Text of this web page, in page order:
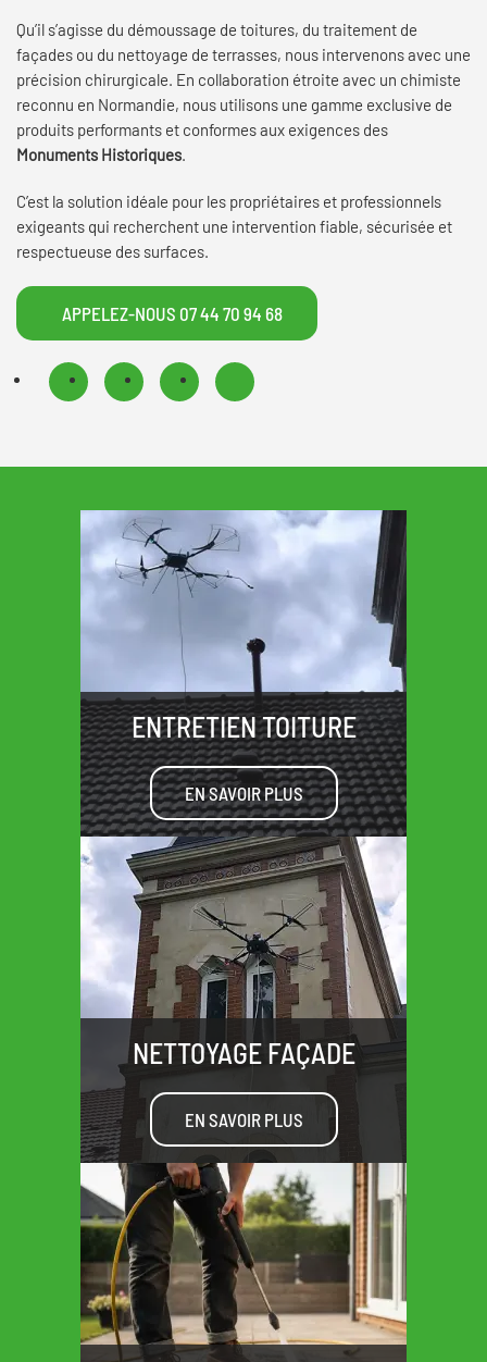
Qu’il s’agisse du démoussage de toitures, du traitement de
façades ou du nettoyage de terrasses, nous intervenons avec une
précision chirurgicale. En collaboration étroite avec un chimiste
reconnu en Normandie, nous utilisons une gamme exclusive de
produits performants et conformes aux exigences des
Monuments Historiques.
C’est la solution idéale pour les propriétaires et professionnels
exigeants qui recherchent une intervention fiable, sécurisée et
respectueuse des surfaces.
APPELEZ-NOUS 07 44 70 94 68
ENTRETIEN TOITURE
EN SAVOIR PLUS
NETTOYAGE FAÇADE
EN SAVOIR PLUS